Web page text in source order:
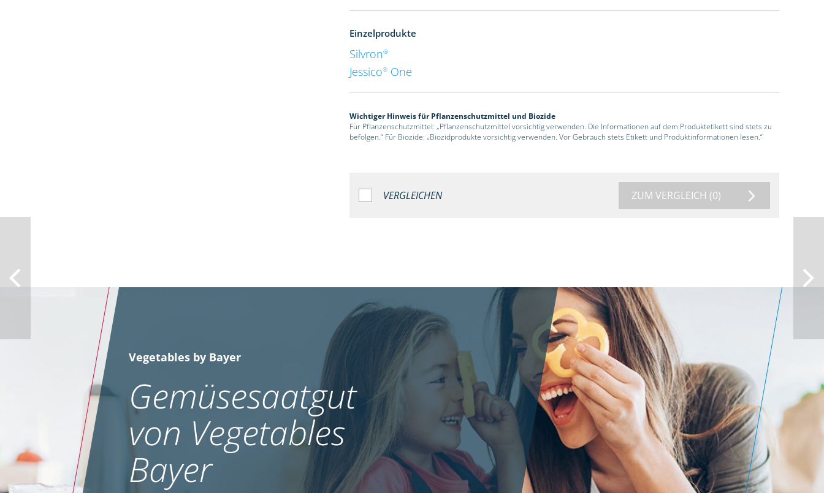
Einzelprodukte
Silvron®
Jessico® One
Wichtiger Hinweis für Pflanzenschutzmittel und Biozide
Für Pflanzenschutzmittel: „Pflanzenschutzmittel vorsichtig verwenden. Die Informationen auf dem Produktetikett sind stets zu
befolgen.“ Für Biozide: „Biozidprodukte vorsichtig verwenden. Vor Gebrauch stets Etikett und Produktinformationen lesen.“
VERGLEICHEN ZUM VERGLEICH (0)
Vegetables by Bayer
Gemüsesaatgut
von Vegetables
Bayer